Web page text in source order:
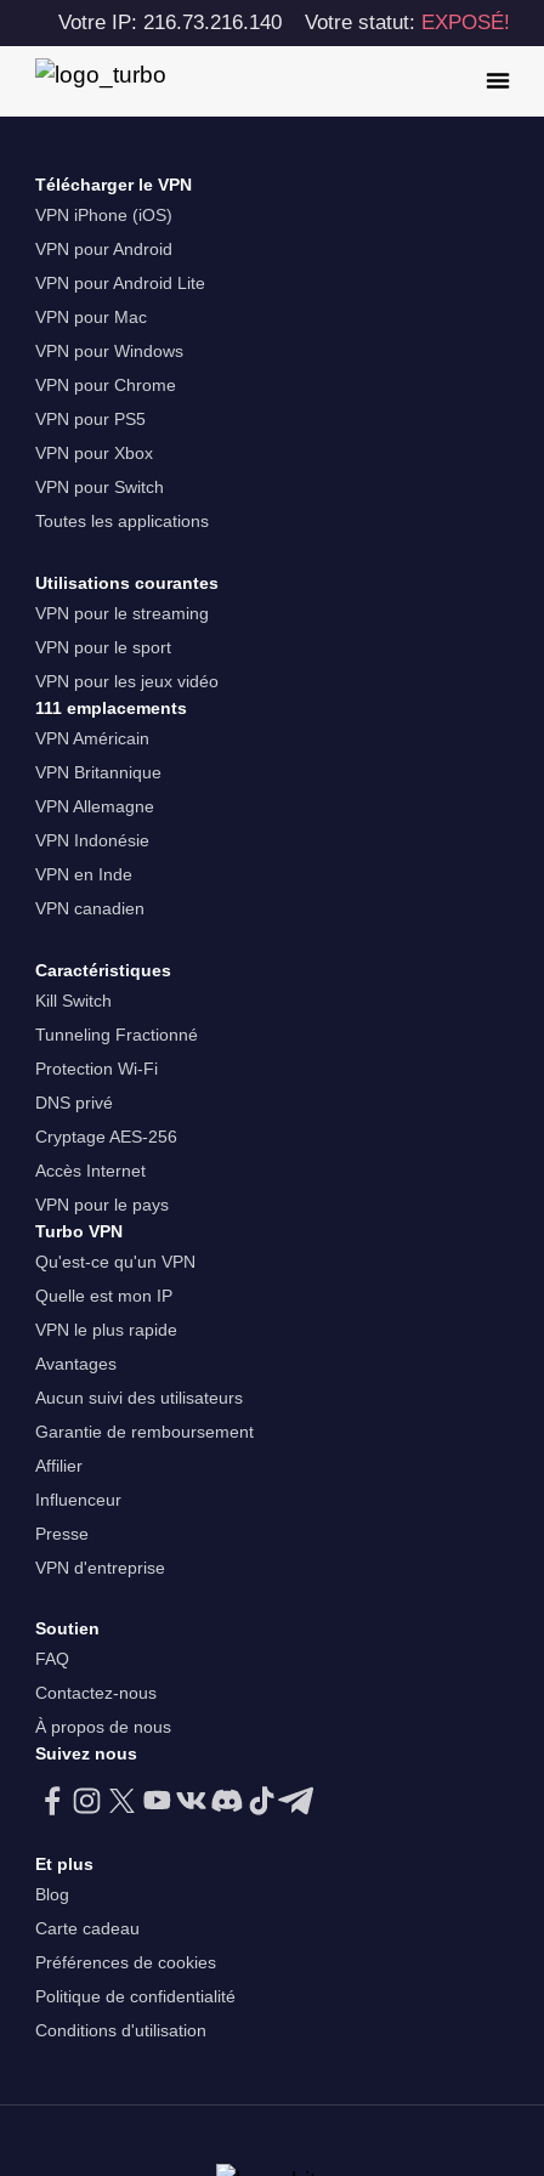
Votre IP: 216.73.216.140 Votre statut: EXPOSÉ!
Télécharger le VPN
VPN iPhone (iOS)
VPN pour Android
VPN pour Android Lite
VPN pour Mac
VPN pour Windows
VPN pour Chrome
VPN pour PS5
VPN pour Xbox
VPN pour Switch
Toutes les applications
Utilisations courantes
VPN pour le streaming
VPN pour le sport
VPN pour les jeux vidéo
111 emplacements
VPN Américain
VPN Britannique
VPN Allemagne
VPN Indonésie
VPN en Inde
VPN canadien
Caractéristiques
Kill Switch
Tunneling Fractionné
Protection Wi-Fi
DNS privé
Cryptage AES-256
Accès Internet
VPN pour le pays
Turbo VPN
Qu'est-ce qu'un VPN
Quelle est mon IP
VPN le plus rapide
Avantages
Aucun suivi des utilisateurs
Garantie de remboursement
Affilier
Influenceur
Presse
VPN d'entreprise
Soutien
FAQ
Contactez-nous
À propos de nous
Suivez nous
Et plus
Blog
Carte cadeau
Préférences de cookies
Politique de confidentialité
Conditions d'utilisation